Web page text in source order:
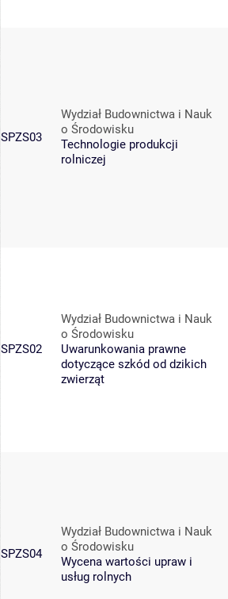
SPZS03
Wydział Budownictwa i Nauk
o Środowisku
Technologie produkcji
rolniczej
SPZS02
Wydział Budownictwa i Nauk
o Środowisku
Uwarunkowania prawne
dotyczące szkód od dzikich
zwierząt
SPZS04
Wydział Budownictwa i Nauk
o Środowisku
Wycena wartości upraw i
usług rolnych